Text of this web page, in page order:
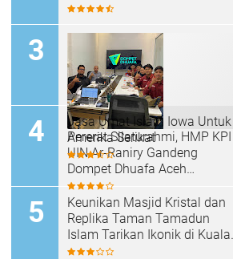
Pererat Silaturahmi, HMP KPI
UIN Ar-Raniry Gandeng
Dompet Dhuafa Aceh
Sukseskan Communication
Care VI
Jasa Umat Islam Iowa Untuk
Amerika Serikat
Keunikan Masjid Kristal dan
Replika Taman Tamadun
Islam Tarikan Ikonik di Kuala
Terengganu, Malaysia